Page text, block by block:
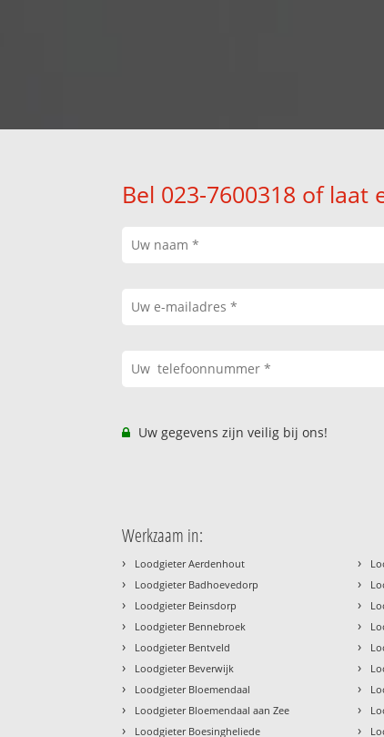
Bel 023-7600318 of
Uw gegevens zijn veilig bij ons!
Werkzaam in:
› Loodgieter Aerdenhout
› Loodgieter Badhoevedorp
› Loodgieter Beinsdorp
› Loodgieter Bennebroek
› Loodgieter Bentveld
› Loodgieter Beverwijk
› Loodgieter Bloemendaal
› Loodgieter Bloemendaal aan Zee
› Loodgieter Boesingheliede
›
›
›
›
›
›
›
›
›